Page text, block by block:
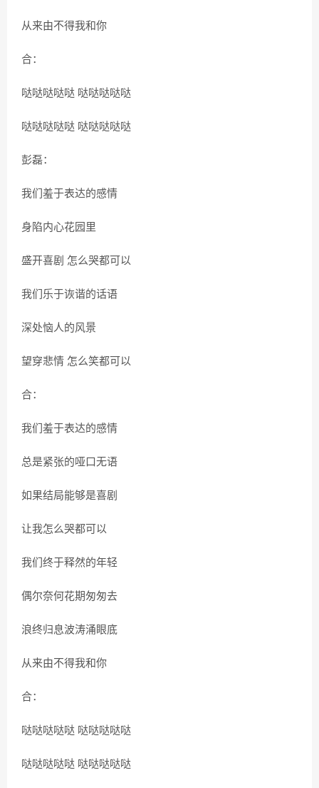
从来由不得我和你
合：
哒哒哒哒哒 哒哒哒哒哒
哒哒哒哒哒 哒哒哒哒哒
彭磊：
我们羞于表达的感情
身陷内心花园里
盛开喜剧 怎么哭都可以
我们乐于诙谐的话语
深处恼人的风景
望穿悲情 怎么笑都可以
合：
我们羞于表达的感情
总是紧张的哑口无语
如果结局能够是喜剧
让我怎么哭都可以
我们终于释然的年轻
偶尔奈何花期匆匆去
浪终归息波涛涌眼底
从来由不得我和你
合：
哒哒哒哒哒 哒哒哒哒哒
哒哒哒哒哒 哒哒哒哒哒